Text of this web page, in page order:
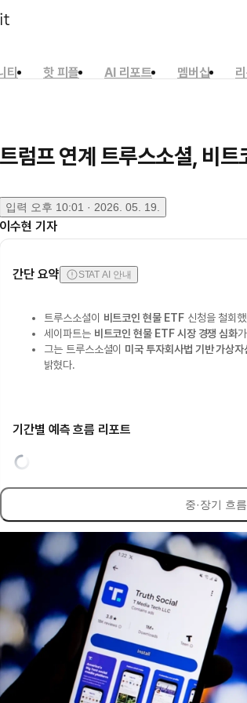
티 핫 피플 AI 리포트 멤버십
트럼프 연계 트루스소셜, 비
입력 오후 10:01 · 2026. 05. 19.
이수현 기자
간단 요약 STAT AI 안내
트루스소셜이 비트코인 현물 ETF신청을 철회
세이파트는 비트코인 현물 ETF 시장 경쟁 심화
그는 트루스소셜이 미국 투자회사법 기반 가상
밝혔다.
기간별 예측 흐름 리포트
중·장기 흐